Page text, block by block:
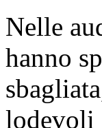
Nelle
hanno
lodevoli